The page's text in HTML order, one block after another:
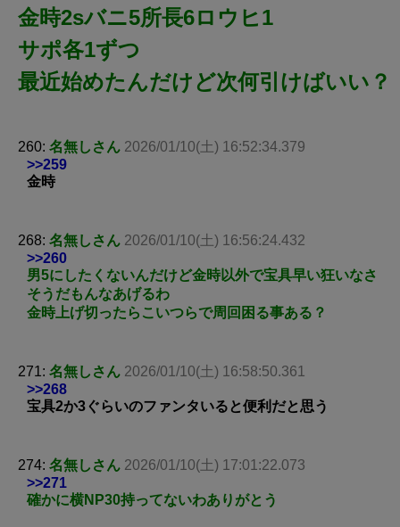
金時2sバニ5所長6ロウヒ1
サポ各1ずつ
最近始めたんだけど次何引けばいい？
260: 名無しさん 2026/01/10(土) 16:52:34.379
>>259
金時
268: 名無しさん 2026/01/10(土) 16:56:24.432
>>260
男5にしたくないんだけど金時以外で宝具早い狂いなさ
そうだもんなあげるわ
金時上げ切ったらこいつらで周回困る事ある？
271: 名無しさん 2026/01/10(土) 16:58:50.361
>>268
宝具2か3ぐらいのファンタいると便利だと思う
274: 名無しさん 2026/01/10(土) 17:01:22.073
>>271
確かに横NP30持ってないわありがとう